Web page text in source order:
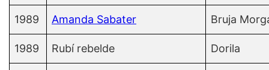
1989 Amanda Sabater Bruja
1989 Rubí rebelde Dorila